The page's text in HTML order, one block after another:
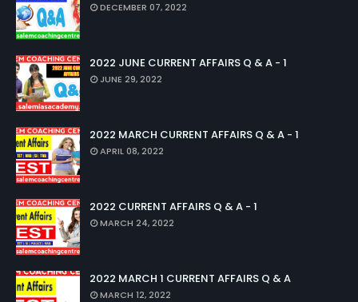
DECEMBER 07, 2022
2022 JUNE CURRENT AFFAIRS Q & A - 1
JUNE 29, 2022
2022 MARCH CURRENT AFFAIRS Q & A - 1
APRIL 08, 2022
2022 CURRENT AFFAIRS Q & A - 1
MARCH 24, 2022
2022 MARCH 1 CURRENT AFFAIRS Q & A
MARCH 12, 2022